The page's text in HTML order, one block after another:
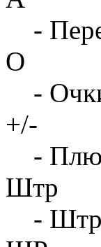
-
О
-
+/-
-
Штр
-